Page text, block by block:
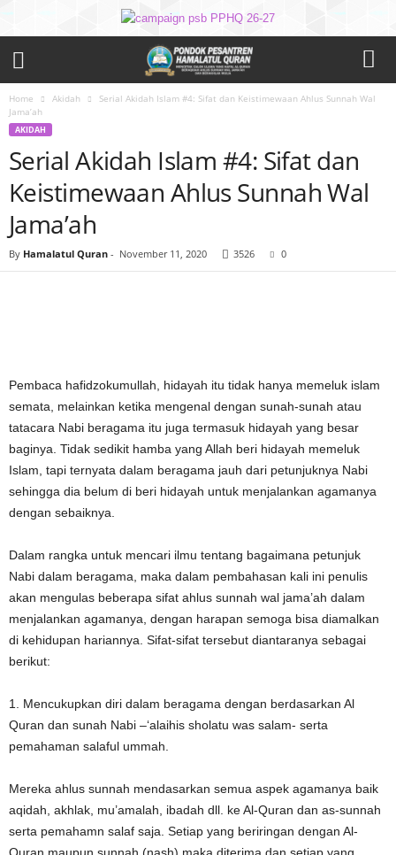
Home Akidah
Serial Akidah Islam #4: Sifat dan Keistimewaan Ahlus Sunnah Wal
Jama’ah
AKIDAH
Serial Akidah Islam #4: Sifat dan
Keistimewaan Ahlus Sunnah Wal
Jama’ah
By Hamalatul Quran - November 11, 2020 3526 0
Pembaca hafidzokumullah, hidayah itu tidak hanya memeluk islam
semata, melainkan ketika mengenal dengan sunah-sunah atau
tatacara Nabi beragama itu juga termasuk hidayah yang besar
baginya. Tidak sedikit hamba yang Allah beri hidayah memeluk
Islam, tapi ternyata dalam beragama jauh dari petunjuknya Nabi
sehingga dia belum di beri hidayah untuk menjalankan agamanya
dengan sebaiknya.
Dalam rangka untuk mencari ilmu tentang bagaimana petunjuk
Nabi dalam beragama, maka dalam pembahasan kali ini penulis
akan mengulas beberapa sifat ahlus sunnah wal jama’ah dalam
menjalankan agamanya, dengan harapan semoga bisa diamalkan
di kehidupan hariannya. Sifat-sifat tersebut diantaranya sebagai
berikut:
1. Mencukupkan diri dalam beragama dengan berdasarkan Al
Quran dan sunah Nabi –‘alaihis sholatu was salam- serta
pemahaman salaful ummah.
Mereka ahlus sunnah mendasarkan semua aspek agamanya baik
aqidah, akhlak, mu’amalah, ibadah dll. ke Al-Quran dan as-sunnah
serta pemahamn salaf saja. Setiap yang beriringan dengan Al-